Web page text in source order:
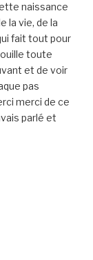
naissance
la vie, de la
fait tout pour
toute
et de voir
pas
merci de ce
parlé et